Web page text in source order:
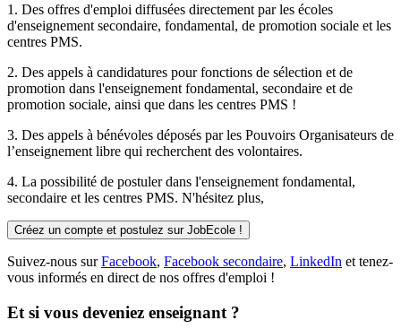
1. Des offres d'emploi diffusées directement par les écoles
d'enseignement secondaire, fondamental, de promotion sociale et les
centres PMS.
2. Des appels à candidatures pour fonctions de sélection et de
promotion dans l'enseignement fondamental, secondaire et de
promotion sociale, ainsi que dans les centres PMS !
3. Des appels à bénévoles déposés par les Pouvoirs Organisateurs de
l’enseignement libre qui recherchent des volontaires.
4. La possibilité de postulerdans l'enseignement fondamental,
secondaire et les centres PMS. N'hésitez plus,
Créez un compte et postulez sur JobEcole !
Suivez-nous surFacebook, Facebook secondaire, LinkedIn et tenez-
vous informés en direct de nos offres d'emploi !
Et si vous deveniez enseignant ?